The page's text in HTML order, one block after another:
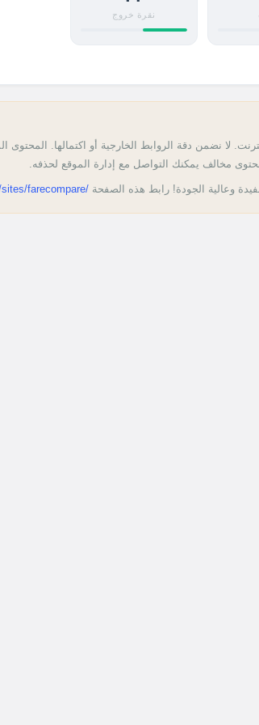
نقرة خروج
لا نضمن دقة الروابط الخارجية أو اكتمالها.
مخالف يمكنك التواصل مع إدارة الموقع لحذفه.
وعالية الجودة! رابط هذه الصفحة farecompare/